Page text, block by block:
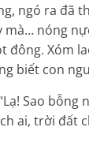
ngó ra đã
mà… nóng
đông. Xóm
biết con
Sao bỗng
ai, trời đất